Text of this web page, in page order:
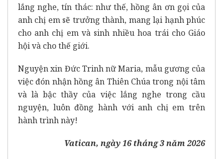
lắng nghe, tín thác: như thế, hồng ân ơn gọi của
anh chị em sẽ trưởng thành, mang lại hạnh phúc
cho anh chị em và sinh nhiều hoa trái cho Giáo
hội và cho thế giới.
Nguyện xin Đức Trinh nữ Maria, mẫu gương của
việc đón nhận hồng ân Thiên Chúa trong nội tâm
và là bậc thầy của việc lắng nghe trong cầu
nguyện, luôn đồng hành với anh chị em trên
hành trình này!
Vatican, ngày 16 tháng 3 năm 2026